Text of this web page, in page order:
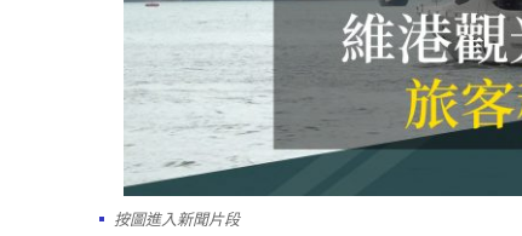
按圖進入新聞片段